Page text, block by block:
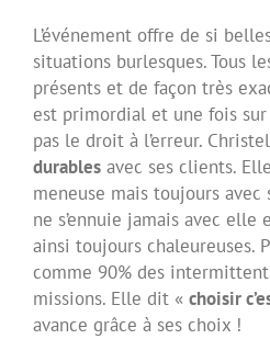
L’événement offre de si
situations burlesques. Tous
présents et de façon très
est primordial et une fois sur
pas le droit à l’erreur.
durables avec ses clients.
meneuse mais toujours avec
ne s’ennuie jamais avec
ainsi toujours chaleureuses.
comme 90% des
missions. Elle dit « choisir
avance grâce à ses choix !